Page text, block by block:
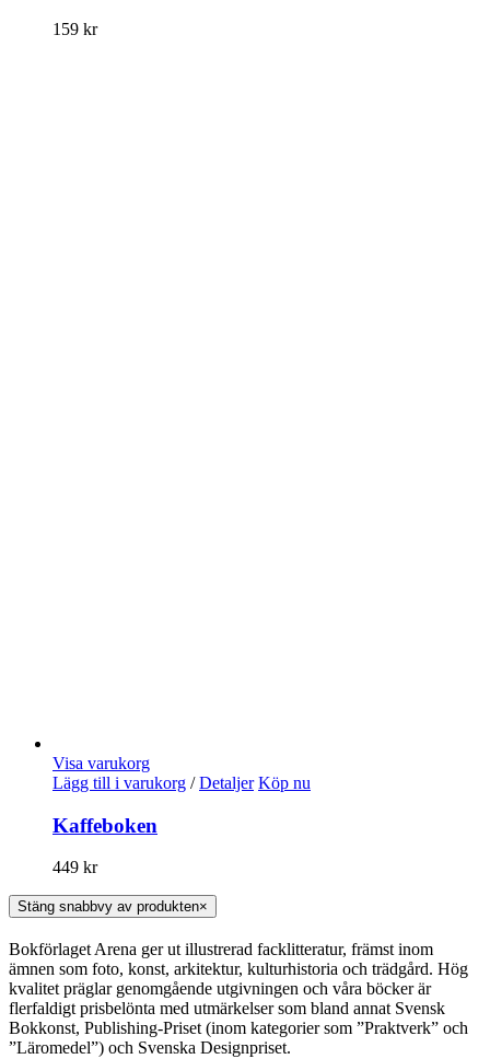
159 kr
Visa varukorg
Lägg till i varukorg / Detaljer Köp nu
Kaffeboken
449 kr
Stäng snabbvy av produkten×
Bokförlaget Arena ger ut illustrerad facklitteratur, främst inom
ämnen som foto, konst, arkitektur, kulturhistoria och trädgård. Hög
kvalitet präglar genomgående utgivningen och våra böcker är
flerfaldigt prisbelönta med utmärkelser som bland annat Svensk
Bokkonst, Publishing-Priset (inom kategorier som ”Praktverk” och
”Läromedel”) och Svenska Designpriset.